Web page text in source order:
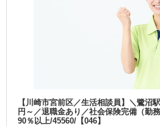
【川崎市宮前区／生活相談員】＼鷺沼
円～／退職金あり／社会保険完備（勤
90％以上/45560/【046】